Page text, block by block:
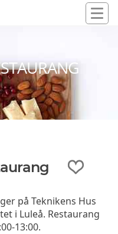
på Teknikens Hus
i Luleå. Restaurang
13:00.